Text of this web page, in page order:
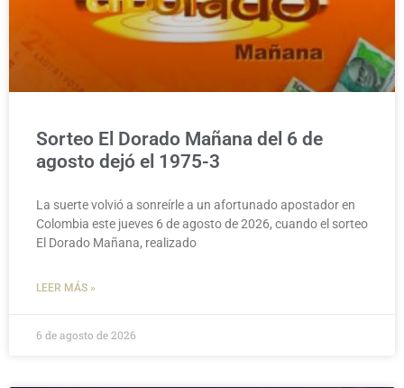
Sorteo El Dorado Mañana del 6 de
agosto dejó el 1975-3
La suerte volvió a sonreírle a un afortunado apostador en
Colombia este jueves 6 de agosto de 2026, cuando el sorteo
El Dorado Mañana, realizado
LEER MÁS »
6 de agosto de 2026